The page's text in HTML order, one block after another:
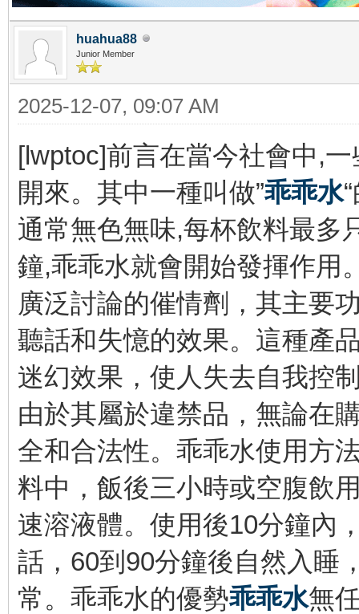
huahua88
Junior Member
2025-12-07, 09:07 AM
[lwptoc]前言在當今社會中,
開來。其中一種叫做”乖乖水
通常無色無味,每杯飲料最多
鐘,乖乖水就會開始發揮作用
廣泛討論的催情劑，其主要
聽話和失憶的效果。這種產
迷幻效果，使人失去自我控
由於其屬於違禁品，無論在
全和合法性。乖乖水使用方
料中，飯後三小時或空腹飲
速溶液體。使用後10分鐘內
話，60到90分鐘後自然入睡
常。乖乖水的優勢乖乖水無